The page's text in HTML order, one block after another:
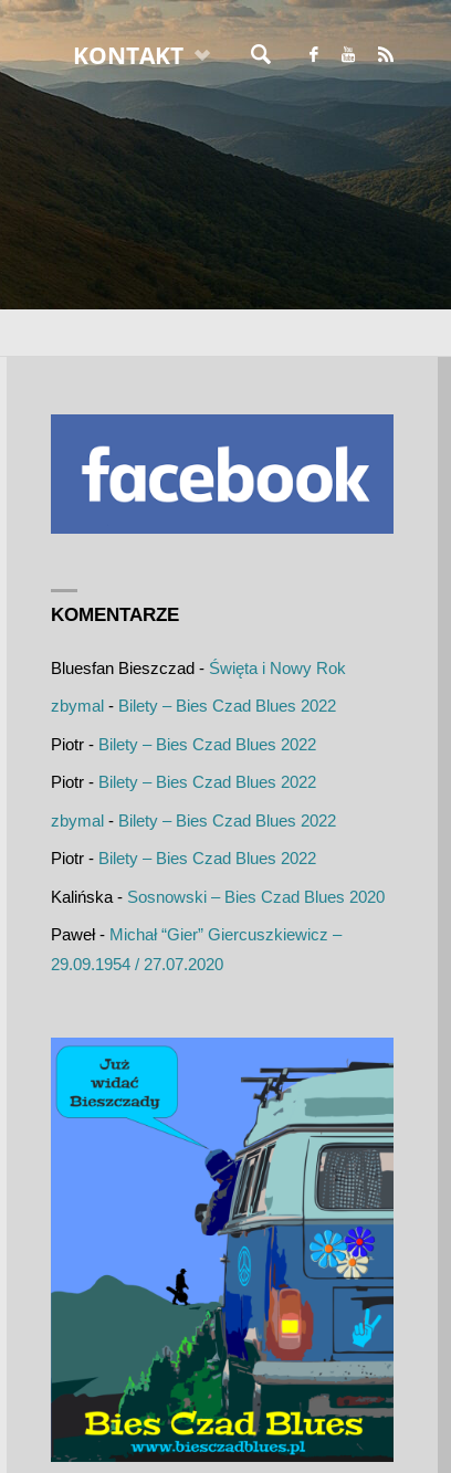
KONTAKT
SZUKAJ
KOMENTARZE
Bluesfan Bieszczad- Święta i Nowy Rok
zbymal- Bilety – Bies Czad Blues 2022
Piotr- Bilety – Bies Czad Blues 2022
Piotr- Bilety – Bies Czad Blues 2022
zbymal- Bilety – Bies Czad Blues 2022
Piotr- Bilety – Bies Czad Blues 2022
Kalińska- Sosnowski – Bies Czad Blues 2020
Paweł- Michał “Gier” Giercuszkiewicz –
29.09.1954 / 27.07.2020